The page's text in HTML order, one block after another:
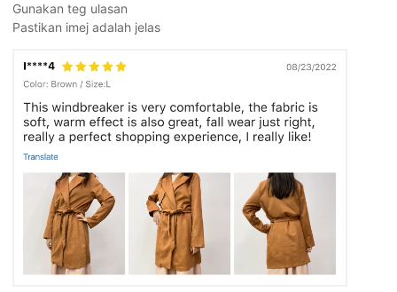
Gunakan teg ulasan
Pastikan imej adalah jelas